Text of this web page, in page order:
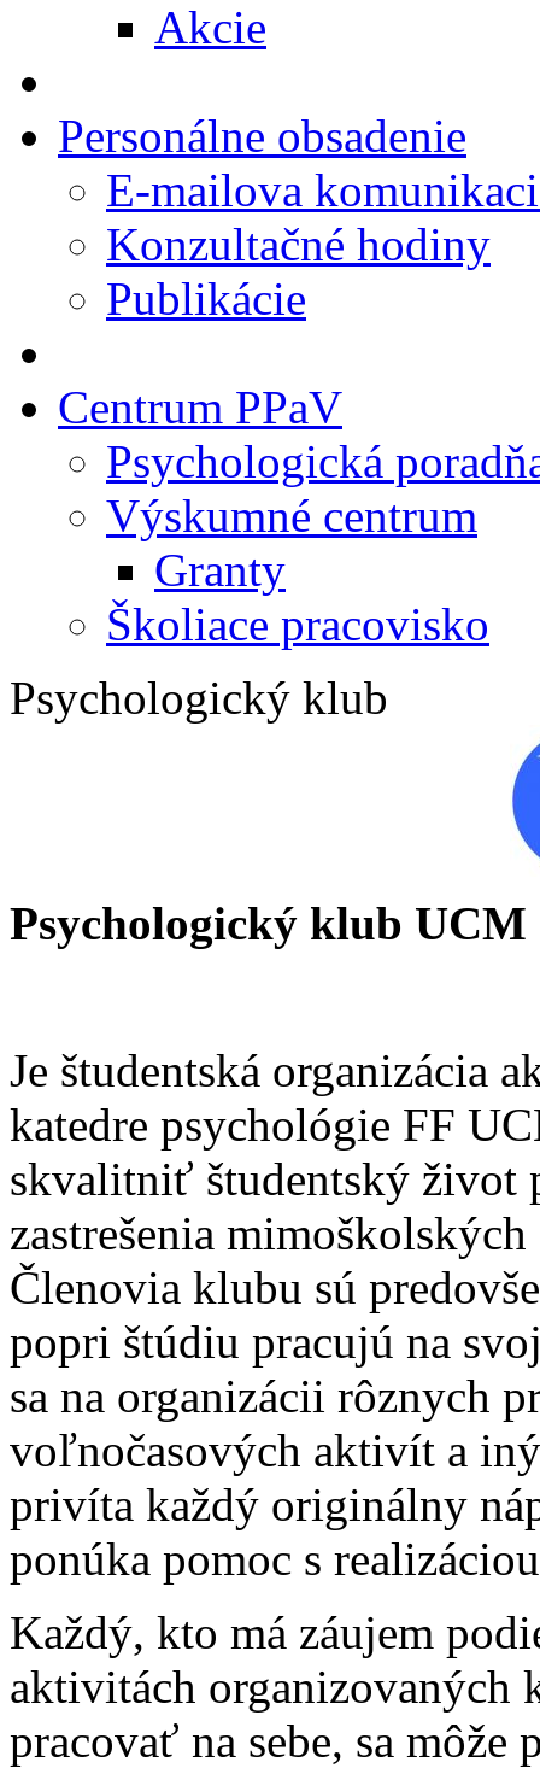
Akcie
Personálne obsadenie
E-mailova
Konzultačné hodiny
Publikácie
Centrum PPaV
Psychologická
Výskumné centrum
Granty
Školiace pracovisko
Psychologický klub
Psychologický klub UCM
Je študentská organizácia
katedre psychológie FF
skvalitniť študentský život
zastrešenia
Členovia klubu sú
popri štúdiu pracujú na
sa na organizácii rôznych
voľnočasových aktivít a
privíta každý originálny
ponúka pomoc s
Každý, kto má záujem
aktivitách organizovaných
pracovať na sebe, sa